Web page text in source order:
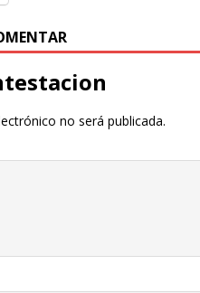
no será publicada.